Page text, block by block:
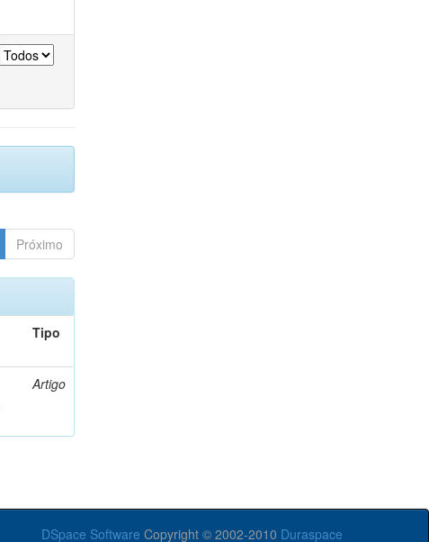
Próximo
Tipo
Artigo
DSpace Software Copyright © 2002-2010 Duraspace